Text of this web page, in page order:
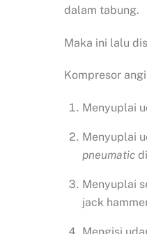
dalam tabung.
Maka ini lalu
Kompresor
Menyuplai
Menyuplai
pneumaticdi
Menyuplai
jack